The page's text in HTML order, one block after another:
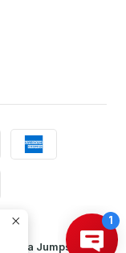
Jumpseller.